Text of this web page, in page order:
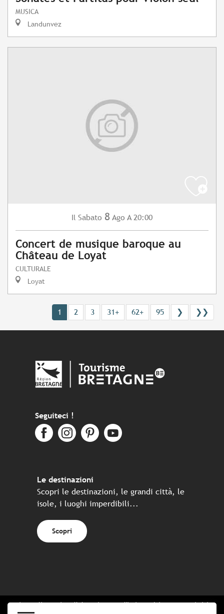
MUSICA
Landunvez
Il Sabato 8 Ago A 20:00
Concert de musique baroque au
Château de Loyat
CULTURALE
Loyat
1 2 3 31+ 62+ 95 ❯ ❯❯
Seguiteci !
Le destinazioni
Scopri le destinazioni, le grandi città, le
isole, i luoghi imperdibili...
Scopri
Sito realizzato in collaborazione con l'insieme dei partner turistici